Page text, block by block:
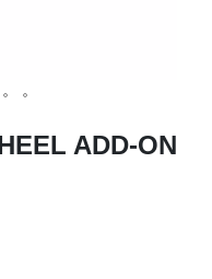
ADD-ON